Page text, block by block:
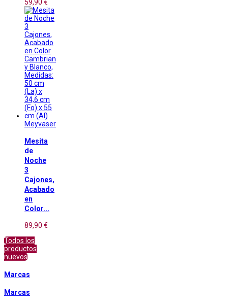
59,90 €
Meyvaser
Mesita
de
Noche
3
Cajones,
Acabado
en
Color...
89,90 €
Todos los
productos
nuevos
Marcas
Marcas